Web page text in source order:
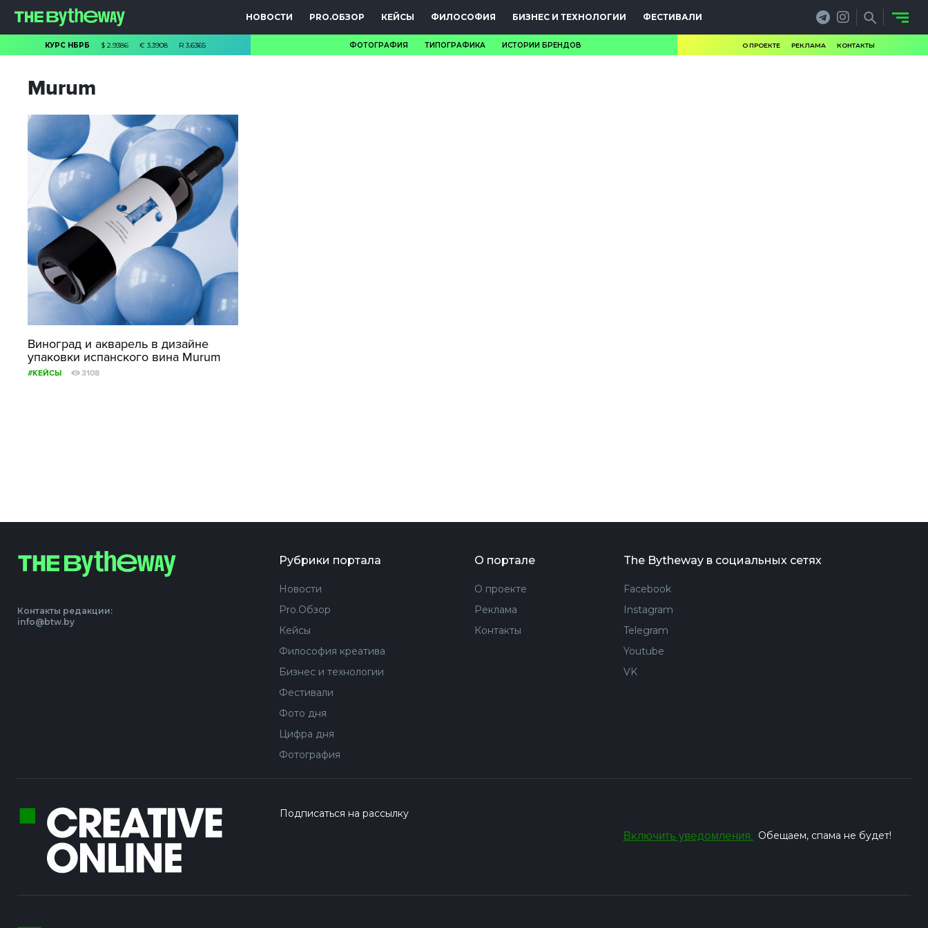
НОВОСТИ PRO.ОБЗОР КЕЙСЫ ФИЛОСОФИЯ БИЗНЕС И ТЕХНОЛОГИИ ФЕСТИВАЛИ
КУРС НБРБ $2.9386 € 3.3908 R3.6365 ФОТОГРАФИЯ ТИПОГРАФИКА ИСТОРИИ БРЕНДОВ О ПРОЕКТЕ РЕКЛАМА КОНТАКТЫ
Murum
Виноград и акварель в дизайне
упаковки испанского вина Murum
#КЕЙСЫ 3108
Контакты редакции:
info@btw.by
Рубрики портала
Новости
Pro.Обзор
Кейсы
Философия креатива
Бизнес и технологии
Фестивали
Фото дня
Цифра дня
Фотография
О портале
О проекте
Реклама
Контакты
The Bytheway в социальных сетях
Facebook
Instagram
Telegram
Youtube
VK
Подписаться на рассылку
Включить уведомления. Обещаем, спама не будет!